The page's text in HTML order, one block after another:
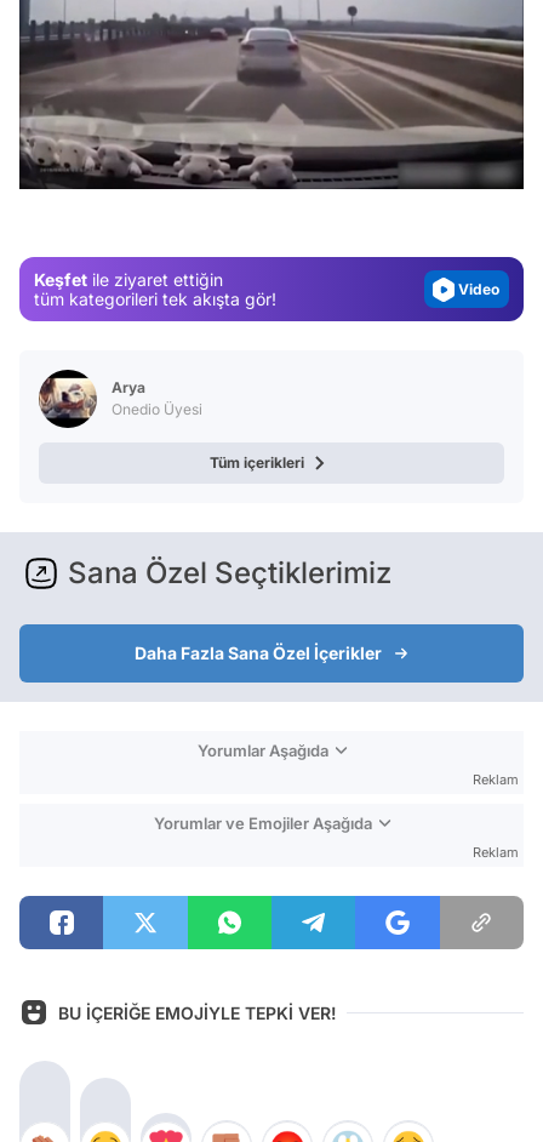
/
Keşfet ile ziyaret ettiğin
tüm kategorileri tek akışta gör!
Video
Test
Video
Arya
Onedio Üyesi
Tüm içerikleri
Sana Özel Seçtiklerimiz
Daha Fazla Sana Özel İçerikler
Yorumlar Aşağıda
Reklam
Yorumlar ve Emojiler Aşağıda
Reklam
BU İÇERİĞE EMOJİYLE TEPKİ VER!